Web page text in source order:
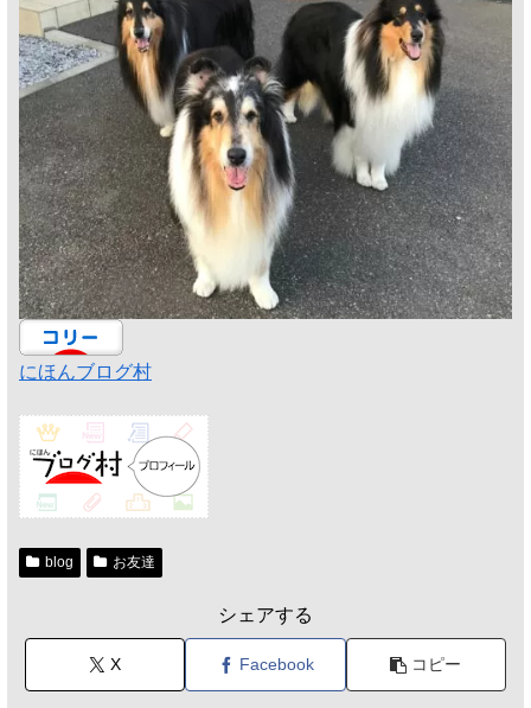
にほんブログ村
blog お友達
シェアする
X Facebook コピー